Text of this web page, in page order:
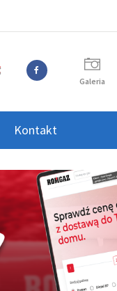
Galeria
Kontakt